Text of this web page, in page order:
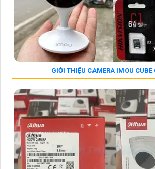
GIỚI THIỆU CAMERA IMOU CUBE